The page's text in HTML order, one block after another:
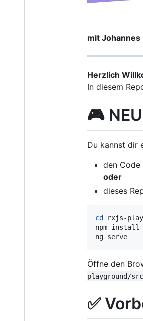
mit Johannes
Herzlich
In diesem
🎮
Du kannst dir
den Code
oder
dieses
cd
rxjs-
npm install
ng serve
Öffne den
playground/
✅